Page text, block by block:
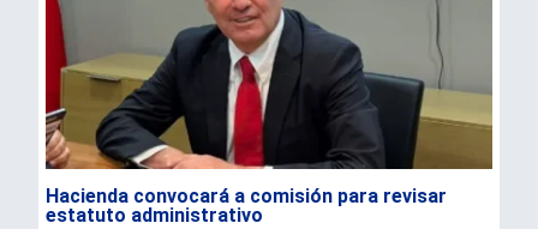
Hacienda convocará a comisión para revisar
estatuto administrativo